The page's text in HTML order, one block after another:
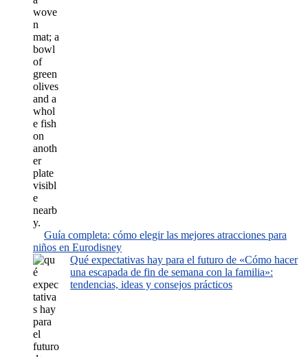
Guía completa: cómo elegir las mejores atracciones para
niños en Eurodisney
Qué expectativas hay para el futuro de «Cómo hacer
una escapada de fin de semana con la familia»:
tendencias, ideas y consejos prácticos